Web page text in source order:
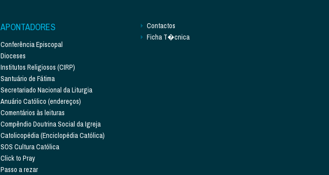
APONTADORES
Conferência Episcopal
Dioceses
Institutos Religiosos (CIRP)
Santuário de Fátima
Secretariado Nacional da Liturgia
Anuário Católico (endereços)
Comentários às leituras
Compêndio Doutrina Social da Igreja
Catolicopédia (Enciclopédia Católica)
SOS Cultura Católica
Click to Pray
Passo a rezar
Contactos
Ficha T�cnica